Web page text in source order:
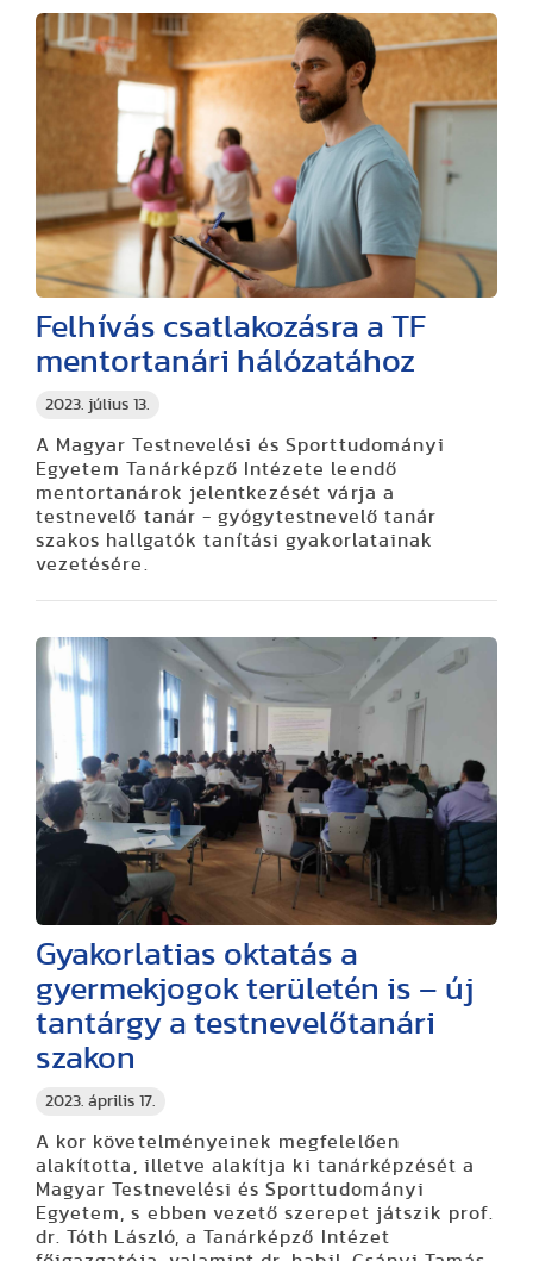
2023. július 13.
Felhívás csatlakozásra a TF
mentortanári hálózatához
A Magyar Testnevelési és Sporttudományi
Egyetem Tanárképző Intézete leendő
mentortanárok jelentkezését várja a
testnevelő tanár - gyógytestnevelő tanár
szakos hallgatók tanítási gyakorlatainak
vezetésére.
2023. április 17.
Gyakorlatias oktatás a
gyermekjogok területén is – új
tantárgy a testnevelőtanári
szakon
A kor követelményeinek megfelelően
alakította, illetve alakítja ki tanárképzését a
Magyar Testnevelési és Sporttudományi
Egyetem, s ebben vezető szerepet játszik prof.
dr. Tóth László, a Tanárképző Intézet